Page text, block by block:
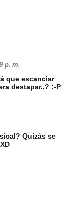
p. m.
que escanciar
destapar..? :-P
Quizás se